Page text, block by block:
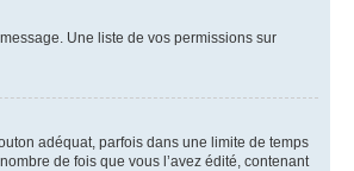
Une liste de vos permissions sur
adéquat, parfois dans une limite de temps
de fois que vous l’avez édité, contenant